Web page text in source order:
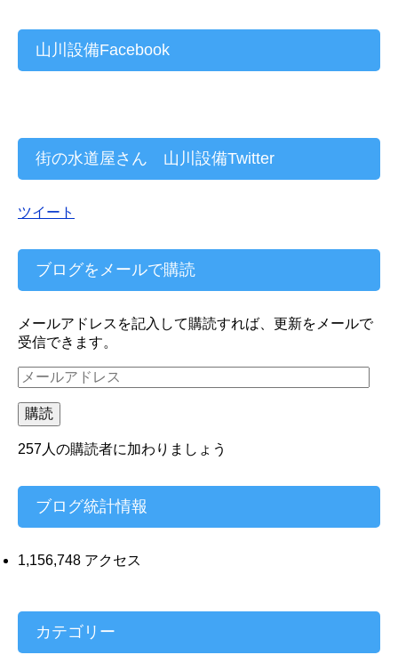
山川設備Facebook
街の水道屋さん 山川設備Twitter
ツイート
ブログをメールで購読
メールアドレスを記入して購読すれば、更新をメールで
受信できます。
メ
ー
ル
ア
ド
ス
購読
257人の購読者に加わりましょう
ブログ統計情報
1,156,748 アクセス
カテゴリー